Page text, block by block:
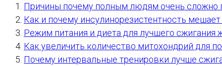
Причины почему полным людям очень сложно
Как и почему инсулинорезистентность
Режим питания и диета для лучшего сжигания
Как увеличить количество митохондрий для
Почему интервальные тренировки лучше